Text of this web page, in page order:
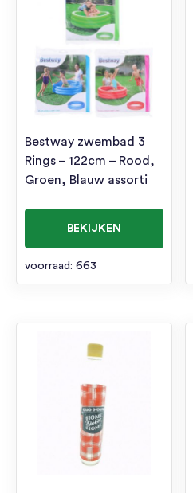
Bestway zwembad 3
Rings – 122cm – Rood,
Groen, Blauw assorti
BEKIJKEN
voorraad: 663